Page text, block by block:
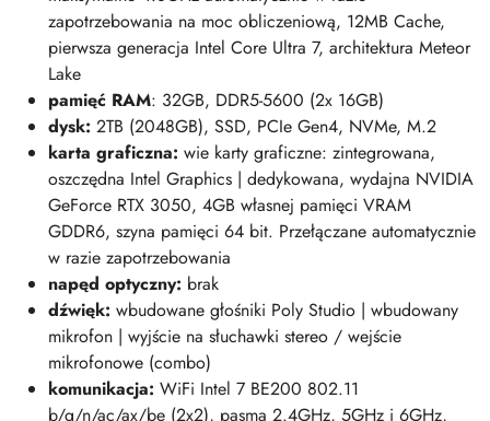
zapotrzebowania na moc obliczeniową, 12MB Cache,
pierwsza generacja Intel Core Ultra 7, architektura Meteor
Lake
pamięć RAM: 32GB, DDR5-5600 (2x 16GB)
dysk: 2TB (2048GB), SSD, PCIe Gen4, NVMe, M.2
karta graficzna: wie karty graficzne: zintegrowana,
oszczędna Intel Graphics | dedykowana, wydajna NVIDIA
GeForce RTX 3050, 4GB własnej pamięci VRAM
GDDR6, szyna pamięci 64 bit. Przełączane automatycznie
w razie zapotrzebowania
napęd optyczny: brak
dźwięk: wbudowane głośniki Poly Studio | wbudowany
mikrofon | wyjście na słuchawki stereo / wejście
mikrofonowe (combo)
komunikacja: WiFi Intel 7 BE200 802.11
b/g/n/ac/ax/be (2x2), pasma 2.4GHz, 5GHz i 6GHz,